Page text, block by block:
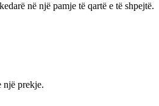
në një pamje të qartë e të shpejtë.
një prekje.